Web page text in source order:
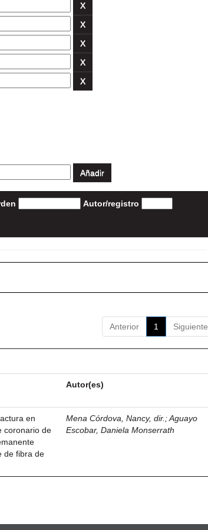
Autor/registro
Anterior 1 Siguiente
Autor(es)
en
coronario de
de fibra de
Mena Córdova, Nancy, dir. ;Aguayo
Escobar, Daniela Monserrath